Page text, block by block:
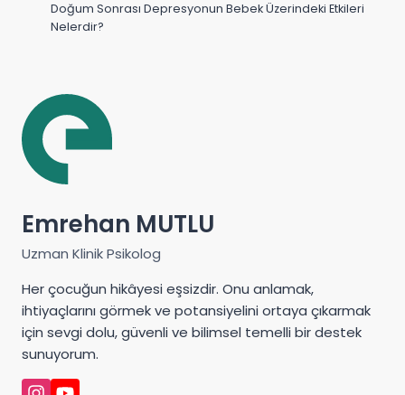
Doğum Sonrası Depresyonun Bebek Üzerindeki Etkileri
Nelerdir?
Emrehan MUTLU
Uzman Klinik Psikolog
Her çocuğun hikâyesi eşsizdir. Onu anlamak,
ihtiyaçlarını görmek ve potansiyelini ortaya çıkarmak
için sevgi dolu, güvenli ve bilimsel temelli bir destek
sunuyorum.